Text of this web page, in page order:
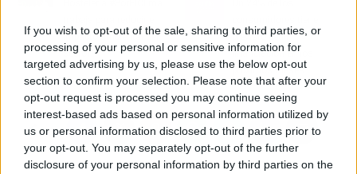
If you wish to opt-out of the sale, sharing to third parties, or
processing of your personal or sensitive information for
targeted advertising by us, please use the below opt-out
section to confirm your selection. Please note that after your
opt-out request is processed you may continue seeing
interest-based ads based on personal information utilized by
us or personal information disclosed to third parties prior to
your opt-out. You may separately opt-out of the further
disclosure of your personal information by third parties on the
impacto ambiental del
sector
previsto pedir
financiación en los
próximos meses